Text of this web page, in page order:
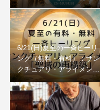
6/21(日)夏至の一斉ヒーリ
ング（無料・有料）：サン
クチュアリ・アライメント
「聖域の再構築」